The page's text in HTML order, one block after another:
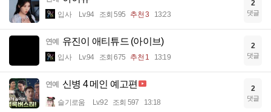
입사 Lv.94 조회 595 추천 3 13:23
2
댓글
연예 유진이 애티튜드 (아이브)
입사 Lv.94 조회 675 추천 1 13:19
2
댓글
연예 신병 4 메인 예고편
슬기로움 Lv.92 조회 597 13:18
2
댓글